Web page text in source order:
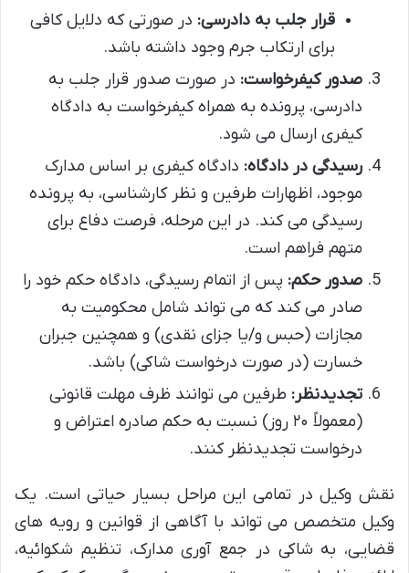
قرار جلب به دادرسی: در صورتی که دلایل کافی
برای ارتکاب جرم وجود داشته باشد.
صدور کیفرخواست: در صورت صدور قرار جلب به
دادرسی، پرونده به همراه کیفرخواست به دادگاه
کیفری ارسال می شود.
رسیدگی در دادگاه: دادگاه کیفری بر اساس مدارک
موجود، اظهارات طرفین و نظر کارشناسی، به پرونده
رسیدگی می کند. در این مرحله، فرصت دفاع برای
متهم فراهم است.
صدور حکم: پس از اتمام رسیدگی، دادگاه حکم خود را
صادر می کند که می تواند شامل محکومیت به
مجازات (حبس و/یا جزای نقدی) و همچنین جبران
خسارت (در صورت درخواست شاکی) باشد.
تجدیدنظر: طرفین می توانند ظرف مهلت قانونی
(معمولاً ۲۰ روز) نسبت به حکم صادره اعتراض و
درخواست تجدیدنظر کنند.
نقش وکیل در تمامی این مراحل بسیار حیاتی است. یک
وکیل متخصص می تواند با آگاهی از قوانین و رویه های
قضایی، به شاکی در جمع آوری مدارک، تنظیم شکوائیه،